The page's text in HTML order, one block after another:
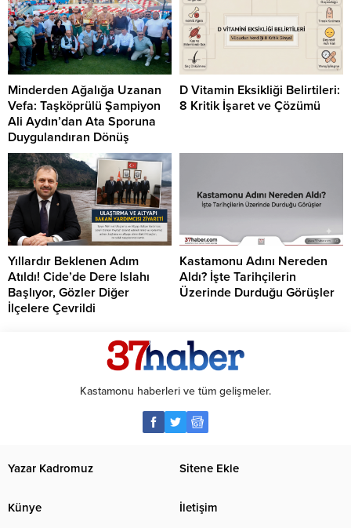
Minderden Ağalığa Uzanan
Vefa: Taşköprülü Şampiyon
Ali Aydın’dan Ata Sporuna
Duygulandıran Dönüş
D Vitamin Eksikliği Belirtileri:
8 Kritik İşaret ve Çözümü
Yıllardır Beklenen Adım
Atıldı! Cide’de Dere Islahı
Başlıyor, Gözler Diğer
İlçelere Çevrildi
Kastamonu Adını Nereden
Aldı? İşte Tarihçilerin
Üzerinde Durduğu Görüşler
Kastamonu haberleri ve tüm gelişmeler.
Yazar Kadromuz Sitene Ekle
Künye İletişim